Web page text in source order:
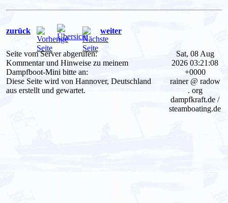
zurück weiter
Seite vom Server abgerufen:
Kommentar und Hinweise zu meinem
Dampfboot-Mini bitte an:
Diese Seite wird von Hannover, Deutschland
aus erstellt und gewartet.
Sat, 08 Aug
2026 03:21:08
+0000
rainer @ radow
. org
dampfkraft.de /
steamboating.de